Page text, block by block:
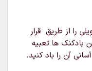
را از طریق قرار
بادکنک ها تعبیه
آن را باد کنید.